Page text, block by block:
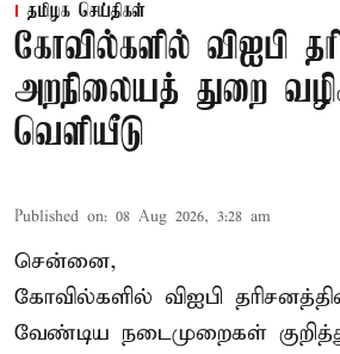
தமிழக செய்திகள்
கோவில்களில் விஐபி
அறநிலையத் துறை
வெளியீடு
Published on: 08 Aug 2026, 3:28 am
சென்னை,
கோவில்களில் விஐபி
வேண்டிய நடைமுறைகள்